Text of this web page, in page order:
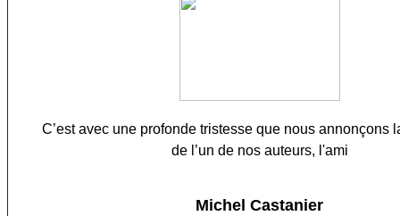
C’est avec une profonde tristesse que nous annonçons
de l’un de nos auteurs, l'ami
Michel Castanier